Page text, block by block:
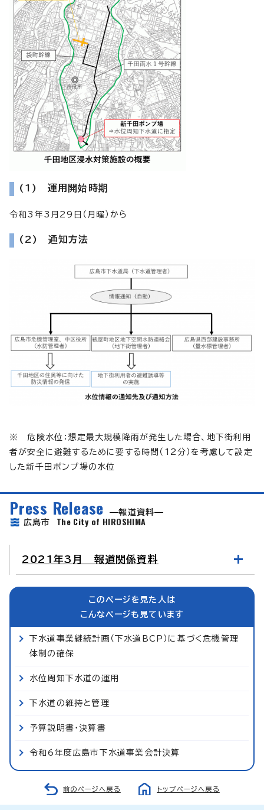
(1) 運用開始時期
令和3年3月29日（月曜）から
(2) 通知方法
※ 危険水位：想定最大規模降雨が発生した場合、地下街利用
者が安全に避難するために要する時間（12分）を考慮して設定
した新千田ポンプ場の水位
Press Release
報道資料
広島市 The City of HIROSHIMA
2021年3月 報道関係資料
このページを見た人は
こんなページも見ています
下水道事業継続計画（下水道BCP）に基づく危機管理
体制の確保
水位周知下水道の運用
下水道の維持と管理
予算説明書・決算書
令和6年度広島市下水道事業会計決算
前のページへ戻る トップページへ戻る